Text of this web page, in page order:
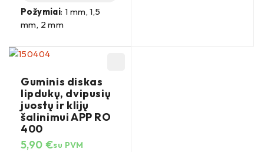
Požymiai: 1 mm, 1,5
mm, 2 mm
Guminis diskas
lipdukų, dvipusių
juostų ir klijų
šalinimui APP RO
400
5,90 €su PVM